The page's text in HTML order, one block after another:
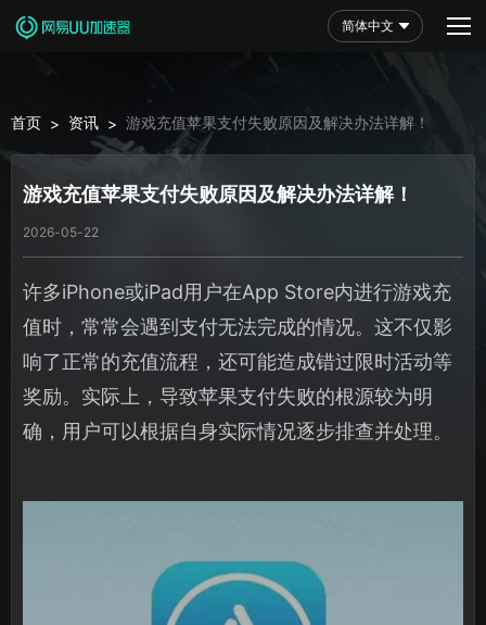
简体中文
首页 > 资讯 > 游戏充值苹果支付失败原因及解决办法详解！
游戏充值苹果支付失败原因及解决办法详解！
2026-05-22
许多iPhone或iPad用户在App Store内进行游戏充
值时，常常会遇到支付无法完成的情况。这不仅影
响了正常的充值流程，还可能造成错过限时活动等
奖励。实际上，导致苹果支付失败的根源较为明
确，用户可以根据自身实际情况逐步排查并处理。